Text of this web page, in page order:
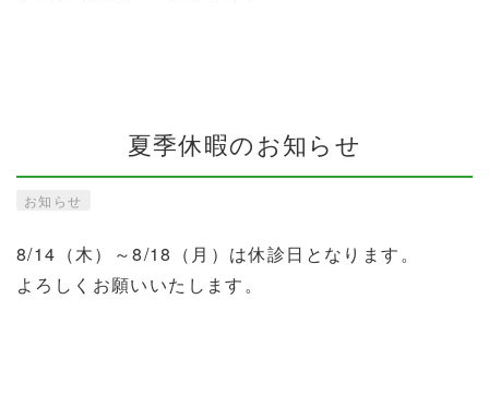
夏季休暇のお知らせ
お知らせ
8/14（木）～8/18（月）は休診日となります。
よろしくお願いいたします。